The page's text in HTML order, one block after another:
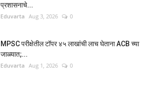
प्रशासनाचे...
Eduvarta Aug 3, 2026 0
MPSC परीक्षेतील टॉपर ४५ लाखांची लाच घेताना ACB च्या
जाळ्यात;...
Eduvarta Aug 1, 2026 0